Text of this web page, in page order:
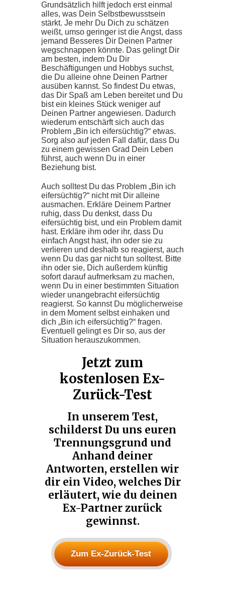
Grundsätzlich hilft jedoch erst einmal
alles, was Dein Selbstbewusstsein
stärkt. Je mehr Du Dich zu schätzen
weißt, umso geringer ist die Angst, dass
jemand Besseres Dir Deinen Partner
wegschnappen könnte. Das gelingt Dir
am besten, indem Du Dir
Beschäftigungen und Hobbys suchst,
die Du alleine ohne Deinen Partner
ausüben kannst. So findest Du etwas,
das Dir Spaß am Leben bereitet und Du
bist ein kleines Stück weniger auf
Deinen Partner angewiesen. Dadurch
wiederum entschärft sich auch das
Problem „Bin ich eifersüchtig?“ etwas.
Sorg also auf jeden Fall dafür, dass Du
zu einem gewissen Grad Dein Leben
führst, auch wenn Du in einer
Beziehung bist.
Auch solltest Du das Problem „Bin ich
eifersüchtig?“ nicht mit Dir alleine
ausmachen. Erkläre Deinem Partner
ruhig, dass Du denkst, dass Du
eifersüchtig bist, und ein Problem damit
hast. Erkläre ihm oder ihr, dass Du
einfach Angst hast, ihn oder sie zu
verlieren und deshalb so reagierst, auch
wenn Du das gar nicht tun solltest. Bitte
ihn oder sie, Dich außerdem künftig
sofort darauf aufmerksam zu machen,
wenn Du in einer bestimmten Situation
wieder unangebracht eifersüchtig
reagierst. So kannst Du möglicherweise
in dem Moment selbst einhaken und
dich „Bin ich eifersüchtig?“ fragen.
Eventuell gelingt es Dir so, aus der
Situation herauszukommen.
Jetzt zum
kostenlosen Ex-
Zurück-Test
In unserem Test,
schilderst Du uns euren
Trennungsgrund und
Anhand deiner
Antworten, erstellen wir
dir ein Video, welches Dir
erläutert, wie du deinen
Ex-Partner zurück
gewinnst.
Zum Ex-Zurück-Test